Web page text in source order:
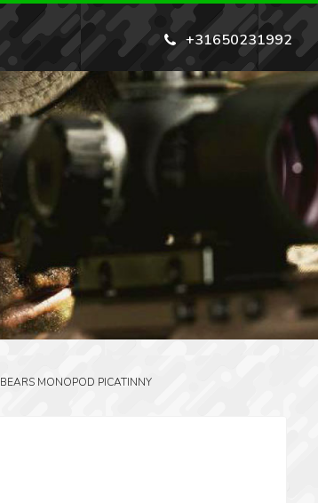
+31650231992
BEARS MONOPOD PICATINNY